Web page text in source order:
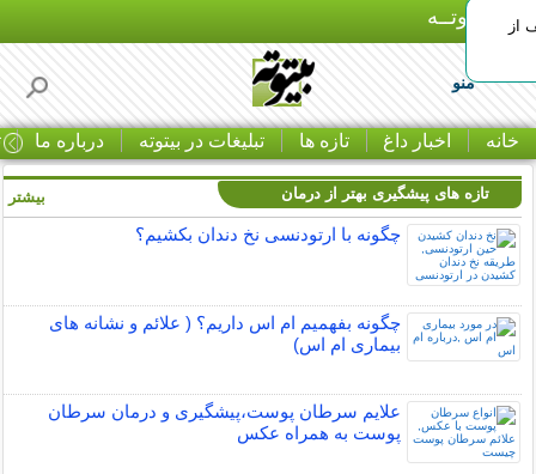
بـیتوتــه
منو
خانه اخبار داغ تازه ها تبلیغات در بیتوته درباره ما
تخفیف از
تازه های پیشگیری بهتر از درمان
چگونه با ارتودنسی نخ دندان بکشیم؟
چگونه بفهمیم ام اس داریم؟ ( علائم و نشانه های
بیماری ام اس)
علایم سرطان پوست،پیشگیری و درمان سرطان
پوست به همراه عکس
بیشتر